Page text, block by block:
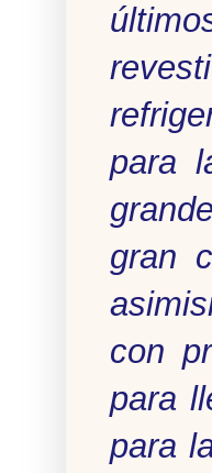
para
gran
con
para
para